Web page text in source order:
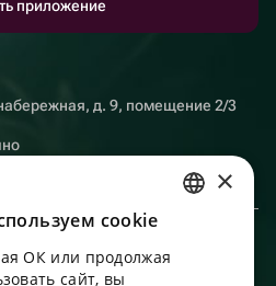
приложение
д. 9, помещение 2/3
ENGLISH
×
сookie
ОК или продолжая
сайт, вы